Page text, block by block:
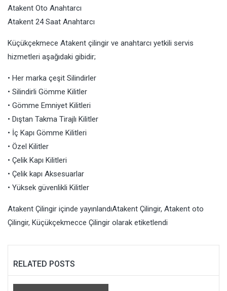
Atakent Oto Anahtarcı
Atakent 24 Saat Anahtarcı
Küçükçekmece Atakent çilingir ve anahtarcı yetkili servis
hizmetleri aşağıdaki gibidir;
• Her marka çeşit Silindirler
• Silindirli Gömme Kilitler
• Gömme Emniyet Kilitleri
• Dıştan Takma Tirajlı Kilitler
• İç Kapı Gömme Kilitleri
• Özel Kilitler
• Çelik Kapı Kilitleri
• Çelik kapı Aksesuarlar
• Yüksek güvenlikli Kilitler
Atakent Çilingir içinde yayınlandıAtakent Çilingir, Atakent oto
Çilingir, Küçükçekmecce Çilingir olarak etiketlendi
RELATED POSTS